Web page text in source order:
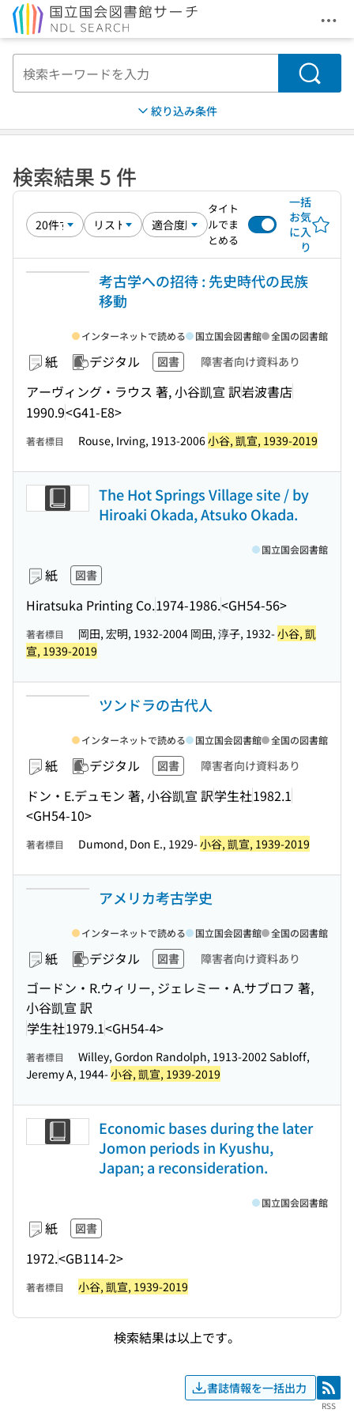
メ
検索
絞り込み条件
検索結果 5 件
タイト
ルでま
とめる
一括
お気
に入
り
考古学への招待 : 先史時代の民族
移動
紙 デジタル 図書 障害者向け資料あり
アーヴィング・ラウス 著, 小谷凱宣 訳岩波書店
1990.9<G41-E8>
インターネットで読める 国立国会図書館 全国の図書館
著者標目 Rouse, Irving, 1913-2006小谷, 凱宣, 1939-2019
The Hot Springs Village site / by
Hiroaki Okada, Atsuko Okada.
紙 図書
Hiratsuka Printing Co.1974-1986.<GH54-56>
国立国会図書館
著者標目 岡田, 宏明, 1932-2004 岡田, 淳子, 1932-小谷, 凱
宣, 1939-2019
ツンドラの古代人
紙 デジタル 図書 障害者向け資料あり
ドン・E.デュモン 著, 小谷凱宣 訳学生社1982.1
<GH54-10>
インターネットで読める 国立国会図書館 全国の図書館
著者標目 Dumond, Don E., 1929-小谷, 凱宣, 1939-2019
アメリカ考古学史
紙 デジタル 図書 障害者向け資料あり
ゴードン・R.ウィリー, ジェレミー・A.サブロフ 著,
小谷凱宣 訳
学生社1979.1<GH54-4>
インターネットで読める 国立国会図書館 全国の図書館
著者標目
Willey, Gordon Randolph, 1913-2002 Sabloff,
Jeremy A, 1944-小谷, 凱宣, 1939-2019
Economic bases during the later
Jomon periods in Kyushu,
Japan; a reconsideration.
紙 図書
1972.<GB114-2>
国立国会図書館
著者標目 小谷, 凱宣, 1939-2019
検索結果は以上です。
書誌情報を一括出力 RSS
RSS